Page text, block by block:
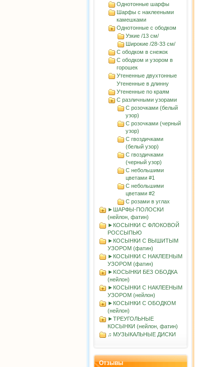
Однотонные шарфы
Шарфы с наклееными
камешками
Однотонные с ободком
Узкие /13 cм/
Широкие /28-33 cм/
С ободком в снежок
С ободком и узором в
горошек
Утененные двухтонные
Утененные в длинну
Утененные по краям
С различными узорами
С розочками (белый
узор)
С розочками (черный
узор)
С гвоздичками
(белый узор)
С гвоздичками
(черный узор)
С небольшими
цветами #1
С небольшими
цветами #2
С розами в углах
►ШАРФЫ-ПОЛОСКИ
(нейлон, фатин)
►КОСЫНКИ С ФЛОКОВОЙ
РОССЫПЬЮ
►КОСЫНКИ С ВЫШИТЫМ
УЗОРОМ (фатин)
►КОСЫНКИ С НАКЛЕЕНЫМ
УЗОРОМ (фатин)
►KOСЫНКИ БЕЗ ОБОДКА
(нейлон)
►КОСЫНКИ С НАКЛЕЕНЫМ
УЗОРОМ (нейлон)
►КОСЫНКИ С ОБОДКОМ
(нейлон)
►ТРЕУГОЛЬНЫЕ
КОСЫНКИ (нейлон, фатин)
♫ МУЗЫКАЛЬНЫЕ ДИСКИ
Отзывы